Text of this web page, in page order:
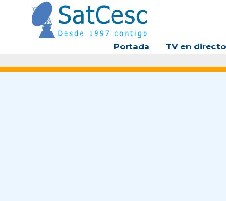
contenido
Portada TV en directo